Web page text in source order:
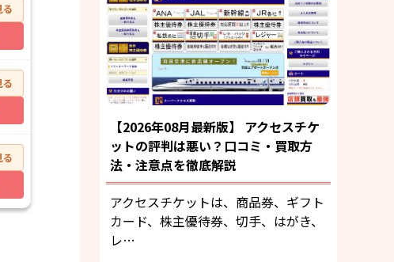
る
る
る
【2026年08月最新版】 アクセスチケ
ットの評判は悪い？口コミ・買取方
法・注意点を徹底解説
アクセスチケットは、商品券、ギフト
カード、株主優待券、切手、はがき、
レ…